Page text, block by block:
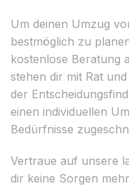
Um deinen Umzug
bestmöglich zu
kostenlose Beratung
stehen dir mit Rat
der
einen individuellen
Bedürfnisse
Vertraue auf unsere
dir keine Sorgen